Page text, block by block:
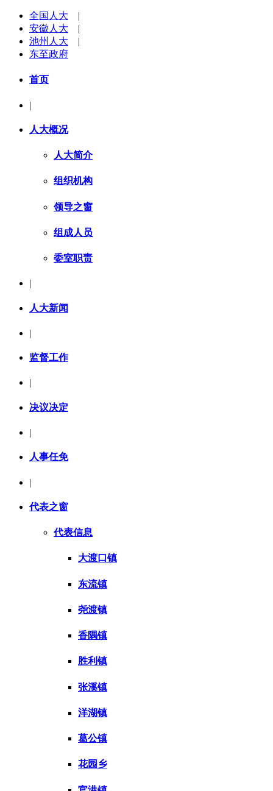
全国人大 |
安徽人大 |
池州人大 |
东至政府
首页
|
人大概况
人大简介
组织机构
领导之窗
组成人员
委室职责
|
人大新闻
|
监督工作
决议决定
|
人事任免
|
代表之窗
代表信息
大渡口镇
东流镇
尧渡镇
香隅镇
胜利镇
张溪镇
洋湖镇
葛公镇
花园乡